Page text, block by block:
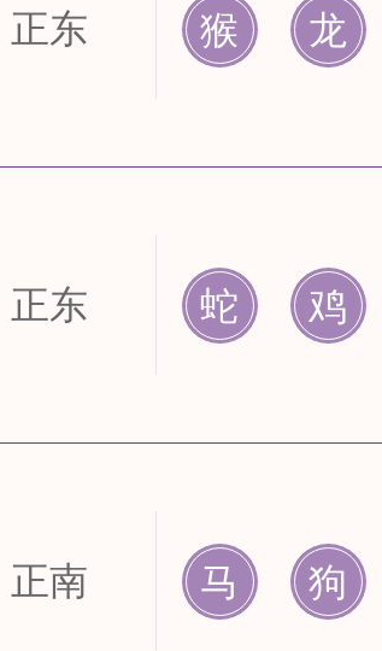
正东 猴 龙
正东 蛇 鸡
正南 马 狗